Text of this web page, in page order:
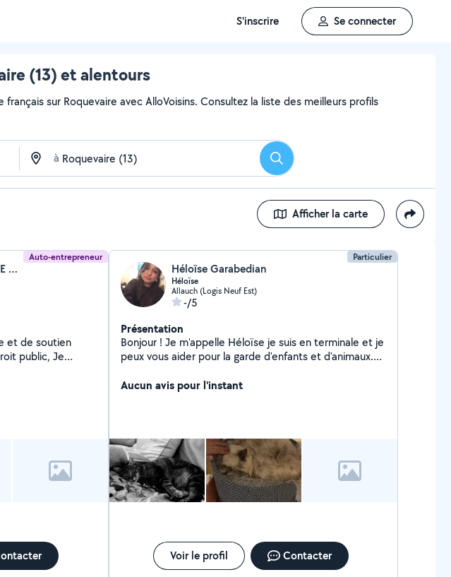
S'inscrire Se connecter
(13) et alentours
sur Roquevaire avec AlloVoisins. Consultez la liste des meilleurs profils
à Rechercher
Afficher la carte
Auto-entrepreneur
Marine Boisseau (MARINE SERVICES)
et de soutien
suivantes :
Particulier
Héloïse Garabedian
Héloïse
Allauch (Logis Neuf Est)
-/5
Présentation
Bonjour ! Je m'appelle Héloïse je suis en terminale et je
peux vous aider pour la garde d'enfants et d'animaux.
première !
Aucun avis pour l'instant
Voir le profil Contacter